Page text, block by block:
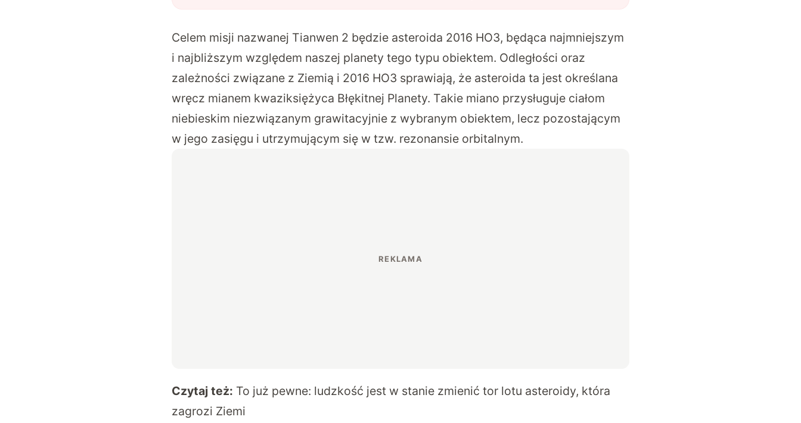
Celem misji nazwanej Tianwen 2 będzie asteroida 2016 HO3, będąca najmniejszym
i najbliższym względem naszej planety tego typu obiektem. Odległości oraz
zależności związane z Ziemią i 2016 HO3 sprawiają, że asteroida ta jest określana
wręcz mianem kwaziksiężyca Błękitnej Planety. Takie miano przysługuje ciałom
niebieskim niezwiązanym grawitacyjnie z wybranym obiektem, lecz pozostającym
w jego zasięgu i utrzymującym się w tzw. rezonansie orbitalnym.
Czytaj też: To już pewne: ludzkość jest w stanie zmienić tor lotu asteroidy, która
zagrozi Ziemi